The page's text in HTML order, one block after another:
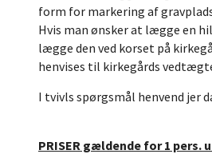
form for markering af
Hvis man ønsker at lægge en
lægge den ved korset på
henvises til kirkegårds
I tvivls spørgsmål henvend jer
PRISER gældende for 1 pers.